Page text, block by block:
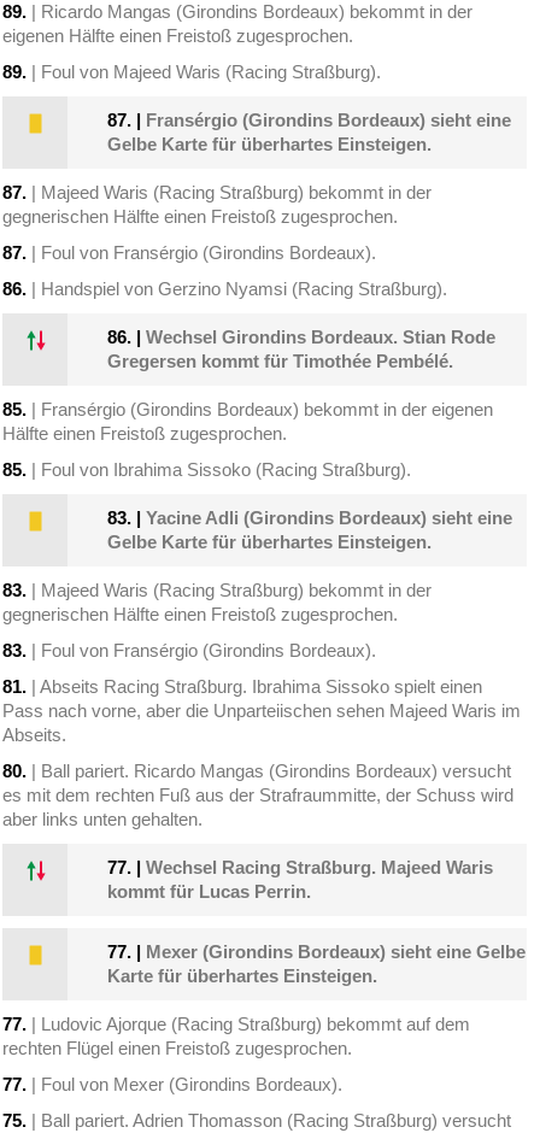
89. | Ricardo Mangas (Girondins Bordeaux) bekommt in der
eigenen Hälfte einen Freistoß zugesprochen.
89. | Foul von Majeed Waris (Racing Straßburg).
87. | Fransérgio (Girondins Bordeaux) sieht eine
Gelbe Karte für überhartes Einsteigen.
87. | Majeed Waris (Racing Straßburg) bekommt in der
gegnerischen Hälfte einen Freistoß zugesprochen.
87. | Foul von Fransérgio (Girondins Bordeaux).
86. | Handspiel von Gerzino Nyamsi (Racing Straßburg).
86. |Wechsel Girondins Bordeaux. Stian Rode
Gregersen kommt für Timothée Pembélé.
85. | Fransérgio (Girondins Bordeaux) bekommt in der eigenen
Hälfte einen Freistoß zugesprochen.
85. | Foul von Ibrahima Sissoko (Racing Straßburg).
83. |Yacine Adli (Girondins Bordeaux) sieht eine
Gelbe Karte für überhartes Einsteigen.
83. | Majeed Waris (Racing Straßburg) bekommt in der
gegnerischen Hälfte einen Freistoß zugesprochen.
83. | Foul von Fransérgio (Girondins Bordeaux).
81. | Abseits Racing Straßburg. Ibrahima Sissoko spielt einen
Pass nach vorne, aber die Unparteiischen sehen Majeed Waris im
Abseits.
80. | Ball pariert. Ricardo Mangas (Girondins Bordeaux) versucht
es mit dem rechten Fuß aus der Strafraummitte, der Schuss wird
aber links unten gehalten.
77. |Wechsel Racing Straßburg. Majeed Waris
kommt für Lucas Perrin.
77. | Mexer (Girondins Bordeaux) sieht eine Gelbe
Karte für überhartes Einsteigen.
77. | Ludovic Ajorque (Racing Straßburg) bekommt auf dem
rechten Flügel einen Freistoß zugesprochen.
77. | Foul von Mexer (Girondins Bordeaux).
75. | Ball pariert. Adrien Thomasson (Racing Straßburg) versucht